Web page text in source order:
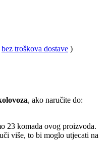
bez troškova dostave )
, ako naručite do:
23 komada ovog proizvoda.
više, to bi moglo utjecati na